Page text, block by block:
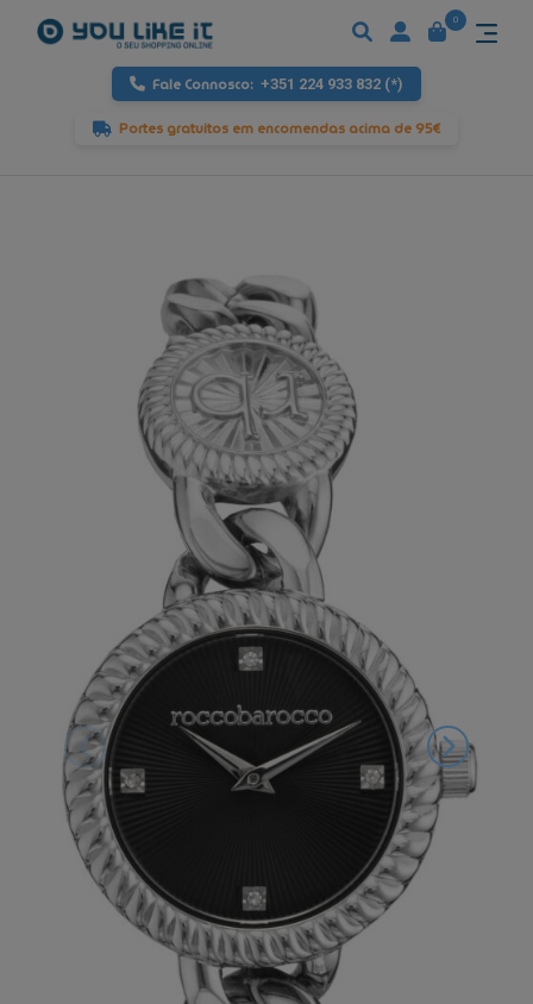
Fale Connosco: +351 224 933 832 (*)
Portes gratuitos em encomendas acima de 95€
0